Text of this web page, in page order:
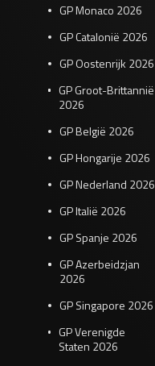
GP Monaco 2026
GP Catalonië 2026
GP Oostenrijk 2026
GP Groot-Brittannië
2026
GP België 2026
GP Hongarije 2026
GP Nederland 2026
GP Italië 2026
GP Spanje 2026
GP Azerbeidzjan
2026
GP Singapore 2026
GP Verenigde
Staten 2026